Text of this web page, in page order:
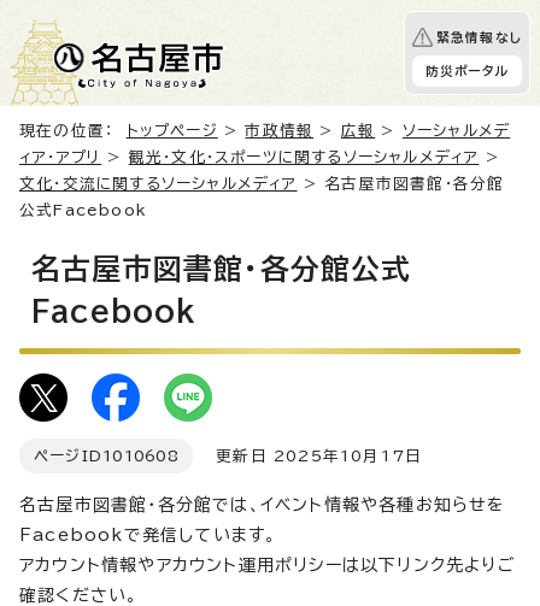
緊急情報なし
防災ポータル
現在の位置： トップページ >市政情報 > 広報 > ソーシャルメデ
ィア・アプリ
> 観光・文化・スポーツに関するソーシャルメディア
>
文化・交流に関するソーシャルメディア
> 名古屋市図書館・各分館
公式Facebook
名古屋市図書館・各分館公式
Facebook
ページID 1010608 更新日 2025年10月17日
名古屋市図書館・各分館では、イベント情報や各種お知らせを
Facebookで発信しています。
アカウント情報やアカウント運用ポリシーは以下リンク先よりご
確認ください。